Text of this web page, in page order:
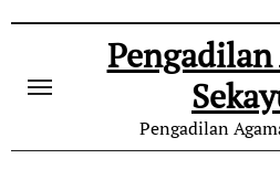
content
Pengadilan
Pengadilan